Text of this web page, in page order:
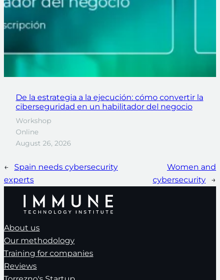
De la estrategia a la ejecución: cómo convertir la
ciberseguridad en un habilitador del negocio
Workshop
Online
August 26, 2026
←
Spain needs cybersecurity
experts
Women and
cybersecurity
→
About us
Our methodology
Training for companies
Reviews